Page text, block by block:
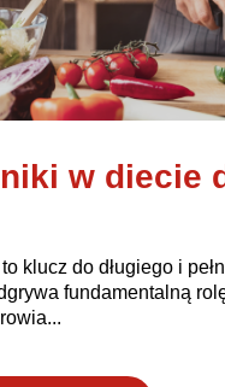
w diecie
klucz do długiego i
fundamentalną